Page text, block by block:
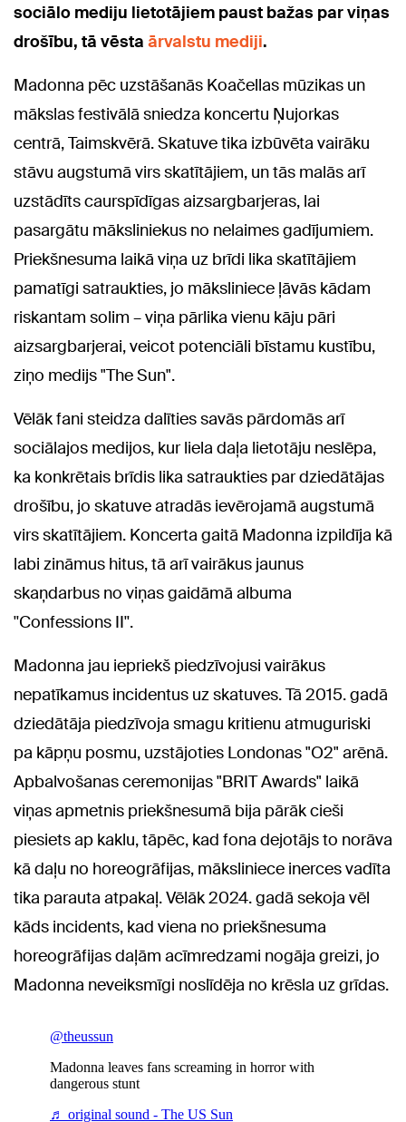
sociālo mediju lietotājiem paust bažas par viņas
drošību, tā vēsta ārvalstu mediji.
Madonna pēc uzstāšanās Koačellas mūzikas un
mākslas festivālā sniedza koncertu Ņujorkas
centrā, Taimskvērā. Skatuve tika izbūvēta vairāku
stāvu augstumā virs skatītājiem, un tās malās arī
uzstādīts caurspīdīgas aizsargbarjeras, lai
pasargātu māksliniekus no nelaimes gadījumiem.
Priekšnesuma laikā viņa uz brīdi lika skatītājiem
pamatīgi satraukties, jo māksliniece ļāvās kādam
riskantam solim – viņa pārlika vienu kāju pāri
aizsargbarjerai, veicot potenciāli bīstamu kustību,
ziņo medijs "The Sun".
Vēlāk fani steidza dalīties savās pārdomās arī
sociālajos medijos, kur liela daļa lietotāju neslēpa,
ka konkrētais brīdis lika satraukties par dziedātājas
drošību, jo skatuve atradās ievērojamā augstumā
virs skatītājiem. Koncerta gaitā Madonna izpildīja kā
labi zināmus hitus, tā arī vairākus jaunus
skaņdarbus no viņas gaidāmā albuma
''Confessions II''.
Madonna jau iepriekš piedzīvojusi vairākus
nepatīkamus incidentus uz skatuves. Tā 2015. gadā
dziedātāja piedzīvoja smagu kritienu atmuguriski
pa kāpņu posmu, uzstājoties Londonas "O2" arēnā.
Apbalvošanas ceremonijas "BRIT Awards" laikā
viņas apmetnis priekšnesumā bija pārāk cieši
piesiets ap kaklu, tāpēc, kad fona dejotājs to norāva
kā daļu no horeogrāfijas, māksliniece inerces vadīta
tika parauta atpakaļ. Vēlāk 2024. gadā sekoja vēl
kāds incidents, kad viena no priekšnesuma
horeogrāfijas daļām acīmredzami nogāja greizi, jo
Madonna neveiksmīgi noslīdēja no krēsla uz grīdas.